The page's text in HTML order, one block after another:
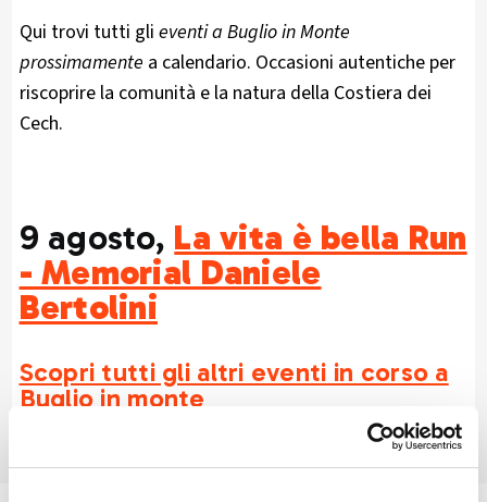
Qui trovi tutti gli eventi a Buglio in Monte
prossimamente a calendario. Occasioni autentiche per
riscoprire la comunità e la natura della Costiera dei
Cech.
9 agosto, La vita è bella Run
- Memorial Daniele
Bertolini
Scopri tutti gli altri eventi in corso a
Buglio in monte